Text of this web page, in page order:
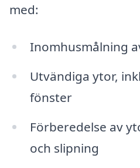
med:
Inomhusmålning
Utvändiga ytor,
fönster
Förberedelse av
och slipning